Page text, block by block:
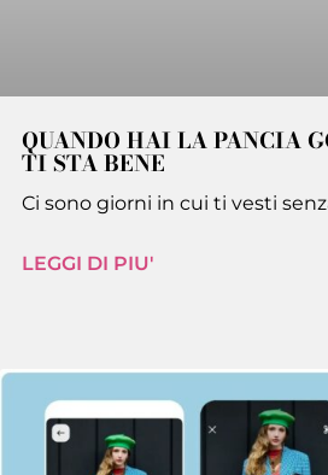
QUANDO HAI LA PANCIA
TI STA BENE
Ci sono giorni in cui ti vesti
LEGGI DI PIU'